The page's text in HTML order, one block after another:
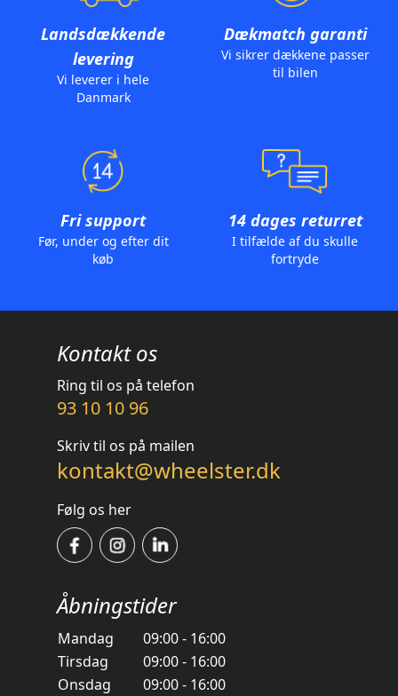
Landsdækkende
levering
Vi leverer i hele
Danmark
Dækmatch garanti
Vi sikrer dækkene passer
til bilen
Fri support
Før, under og efter dit
køb
14 dages returret
I tilfælde af du skulle
fortryde
Kontakt os
Ring til os på telefon
93 10 10 96
Skriv til os på mailen
kontakt@wheelster.dk
Følg os her
Åbningstider
Mandag
09:00 - 16:00
Tirsdag
09:00 - 16:00
Onsdag
09:00 - 16:00